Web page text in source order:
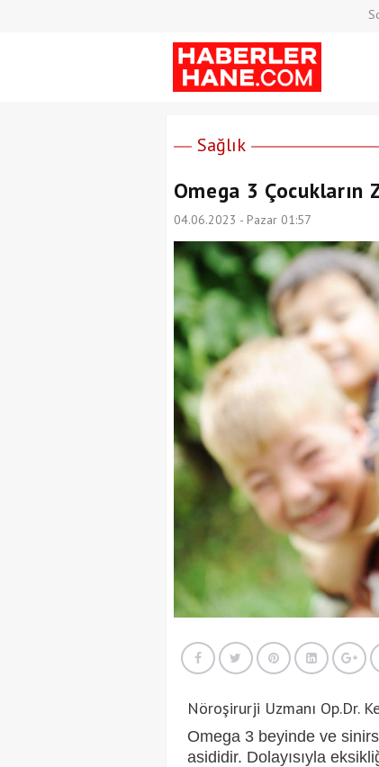
Sağlık
Omega 3
04.06.2023 - Pazar 01:57
Nöroşirurji Uzmanı Op.Dr.
Omega 3 beyinde ve
asididir. Dolayısıyla